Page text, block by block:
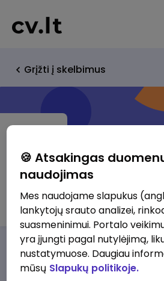
Grįžti į skelbimus
J. MASIULIO KNYGYNAS
Darbo pasiūlymaiApie mus
🍪 Atsakingas
naudojimas
Mes naudojame slapukus
lankytojų srauto analizei,
suasmeninimui. Portalo
yra įjungti pagal nutylėjimą,
nustatymuose. Daugiau
mūsų Slapukų politikoje.